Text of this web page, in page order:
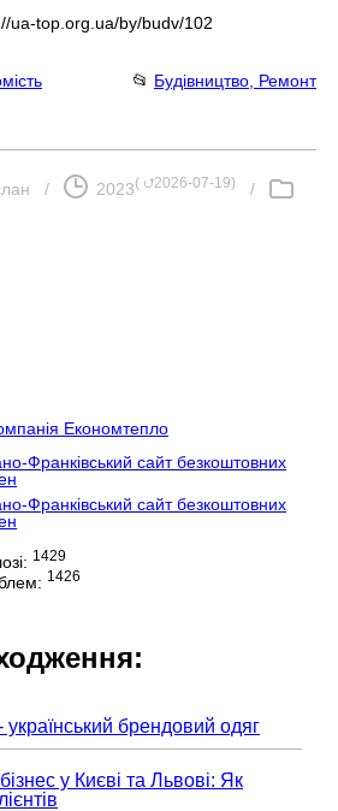
ua-top.org.ua/by/budv/102
📂 Будівництво, Ремонт
/ 2023( ⮍2026-07-19)
/
Економтепло
Франківський сайт безкоштовних
Франківський сайт безкоштовних
1429
1426
брендовий одяг
у Києві та Львові: Як